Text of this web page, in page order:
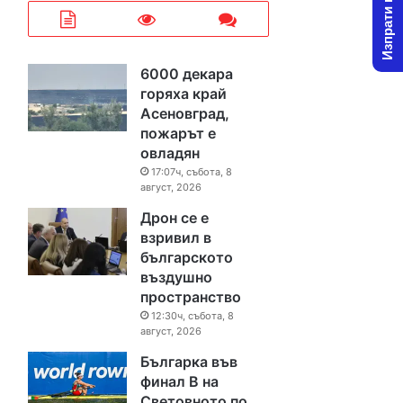
6000 декара
горяха край
Асеновград,
пожарът е
овладян
17:07ч, събота, 8
август, 2026
Дрон се е
взривил в
българското
въздушно
пространство
12:30ч, събота, 8
август, 2026
Българка във
финал B на